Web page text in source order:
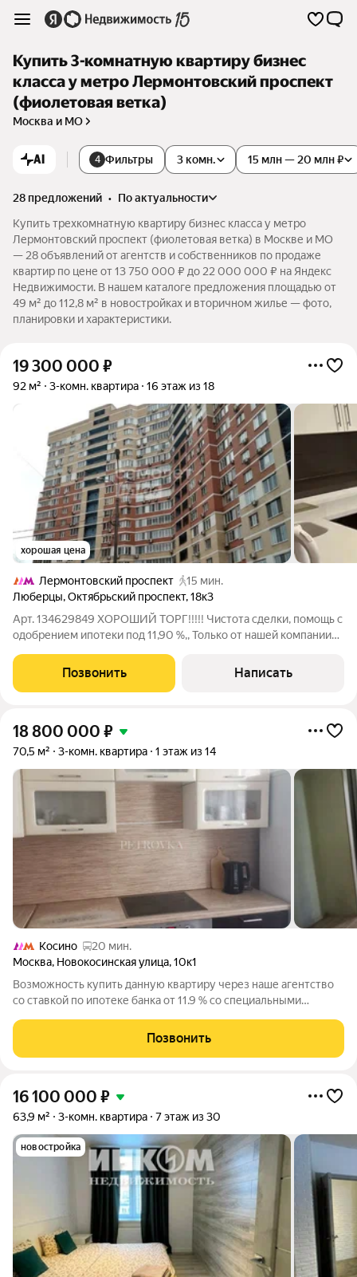
Купить 3-комнатную квартиру бизнес
класса у метро Лермонтовский проспект
(фиолетовая ветка)
Москва и МО
AI 4 Фильтры 3 комн. 15 млн — 20 млн ₽
28 предложений •
по актуальности
Купить трехкомнатную квартиру бизнес класса у метро
Лермонтовский проспект (фиолетовая ветка) в Москве и МО
— 28 объявлений от агентств и собственников по продаже
квартир по цене от 13 750 000 ₽ до 22 000 000 ₽ на Яндекс
Недвижимости. В нашем каталоге предложения площадью от
49 м² до 112,8 м² в новостройках и вторичном жилье — фото,
планировки и характеристики.
19 300 000 ₽
92 м² 3-комн. квартира 16 этаж из 18
хорошая цена
Лермонтовский проспект
15 мин.
Люберцы,Октябрьский проспект,18к3
Арт. 134629849 ХОРОШИЙ ТОРГ!!!!! Чистота сделки, помощь с
одобрением ипотеки под 11,90 %,, Только от нашей компании
так же рефинансирования. Продаётся просторная 3 -комнатная
квартира в
Позвонить Написать
18 800 000 ₽
70,5 м² 3-комн. квартира 1 этаж из 14
Косино
20 мин.
Москва, Новокосинская улица,10к1
Возможность купить данную квартиру через наше агентство
со ставкой по ипотеке банка от 11.9 % со специальными
года постройки серии П-44. Этаж 1-й высокий. Балкона нет.
Окна во двор. Распашная.
Позвонить
16 100 000 ₽
63,9 м² 3-комн. квартира 7 этаж из 30
новостройка